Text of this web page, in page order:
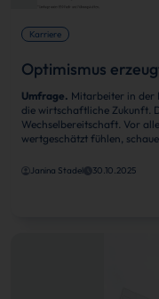
Karriere
Optimismus
Umfrage. Mitarbeiter in der
die wirtschaftliche Zukunft.
Wechselbereitschaft. Vor
wertgeschätzt fühlen,
Janina Stadel 30.10.2025